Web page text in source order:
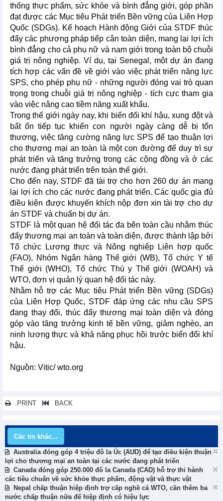
thống thực phẩm, sức khỏe và bình đẳng giới, góp phần
đạt được các Mục tiêu Phát triển Bền vững của Liên Hợp
Quốc (SDGs). Kế hoạch Hành động Giới của STDF thúc
đẩy các phương pháp tiếp cận toàn diện, mang lại lợi ích
bình đẳng cho cả phụ nữ và nam giới trong toàn bộ chuỗi
giá trị nông nghiệp. Ví dụ, tại Senegal, một dự án đang
tích hợp các vấn đề về giới vào việc phát triển năng lực
SPS, cho phép phụ nữ - những người đóng vai trò quan
trọng trong chuỗi giá trị nông nghiệp - tích cực tham gia
vào việc nâng cao tiềm năng xuất khẩu.
Trong thế giới ngày nay, khi biến đổi khí hậu, xung đột và
bất ổn tiếp tục khiến con người ngày càng dễ bị tổn
thương, việc tăng cường năng lực SPS để tạo thuận lợi
cho thương mại an toàn là một con đường để duy trì sự
phát triển và tăng trưởng trong các cộng đồng và ở các
nước đang phát triển trên toàn thế giới.
Cho đến nay, STDF đã tài trợ cho hơn 260 dự án mang
lại lợi ích cho các nước đang phát triển. Các quốc gia đủ
điều kiện được khuyến khích nộp đơn xin tài trợ cho dự
án STDF và chuẩn bị dự án.
STDF là một quan hệ đối tác đa bên toàn cầu nhằm thúc
đẩy thương mại an toàn và toàn diện, được thành lập bởi
Tổ chức Lương thực và Nông nghiệp Liên hợp quốc
(FAO), Nhóm Ngân hàng Thế giới (WB), Tổ chức Y tế
Thế giới (WHO), Tổ chức Thú y Thế giới (WOAH) và
WTO, đơn vị quản lý quan hệ đối tác này.
Nhằm hỗ trợ các Mục tiêu Phát triển Bền vững (SDGs)
của Liên Hợp Quốc, STDF đáp ứng các nhu cầu SPS
đang thay đổi, thúc đẩy thương mại toàn diện và đóng
góp vào tăng trưởng kinh tế bền vững, giảm nghèo, an
ninh lương thực và khả năng phục hồi trước biến đổi khí
hậu.
Nguồn: Vitic/ wto.org
PRINT BACK
Các tin khác...
Australia đóng góp 4 triệu đô la Úc (AUD) để tạo điều kiện thuận
lợi cho thương mại an toàn tại các nước đang phát triển
Canada đóng góp 250.000 đô la Canada (CAD) hỗ trợ thi hành
các tiêu chuẩn về sức khỏe thực phẩm, động vật và thực vật
Nepal chấp thuận hiệp định trợ cấp nghề cá WTO, cần thêm ba
nước chấp thuận nữa để hiệp định có hiệu lực